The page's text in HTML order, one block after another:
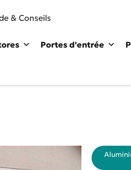
& Conseils
Portes d'entrée